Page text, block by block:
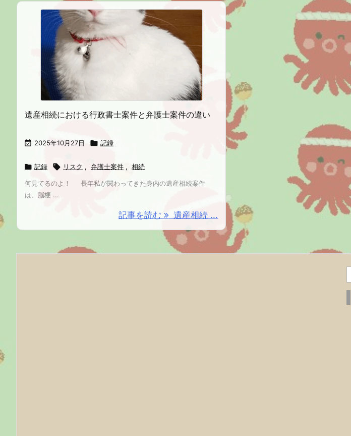
遺産相続における行政書士案件と弁護士案件の違い
 2025年10月27日  記録
 記録  リスク , 弁護士案件 , 相続
何見てるのよ！ 長年私が関わってきた身内の遺産相続案件
は、脳梗 ...
記事を読む 遺産相続 ...